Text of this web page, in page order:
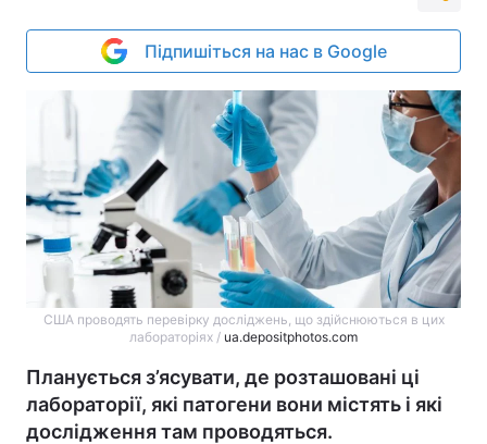
Підпишіться на нас в Google
США проводять перевірку досліджень, що здійснюються в цих
лабораторіях / ua.depositphotos.com
Планується з’ясувати, де розташовані ці
лабораторії, які патогени вони містять і які
дослідження там проводяться.